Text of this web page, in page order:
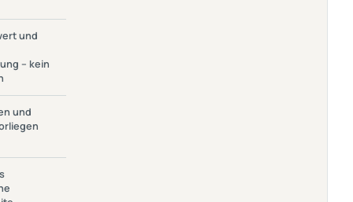
und
– kein
– Kein
und